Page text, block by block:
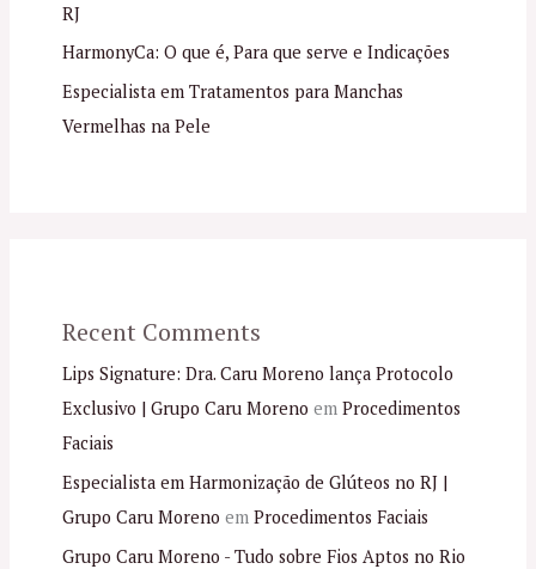
RJ
HarmonyCa: O que é, Para que serve e Indicações
Especialista em Tratamentos para Manchas
Vermelhas na Pele
Recent Comments
Lips Signature: Dra. Caru Moreno lança Protocolo
Exclusivo | Grupo Caru Moreno em Procedimentos
Faciais
Especialista em Harmonização de Glúteos no RJ |
Grupo Caru Moreno em Procedimentos Faciais
Grupo Caru Moreno - Tudo sobre Fios Aptos no Rio